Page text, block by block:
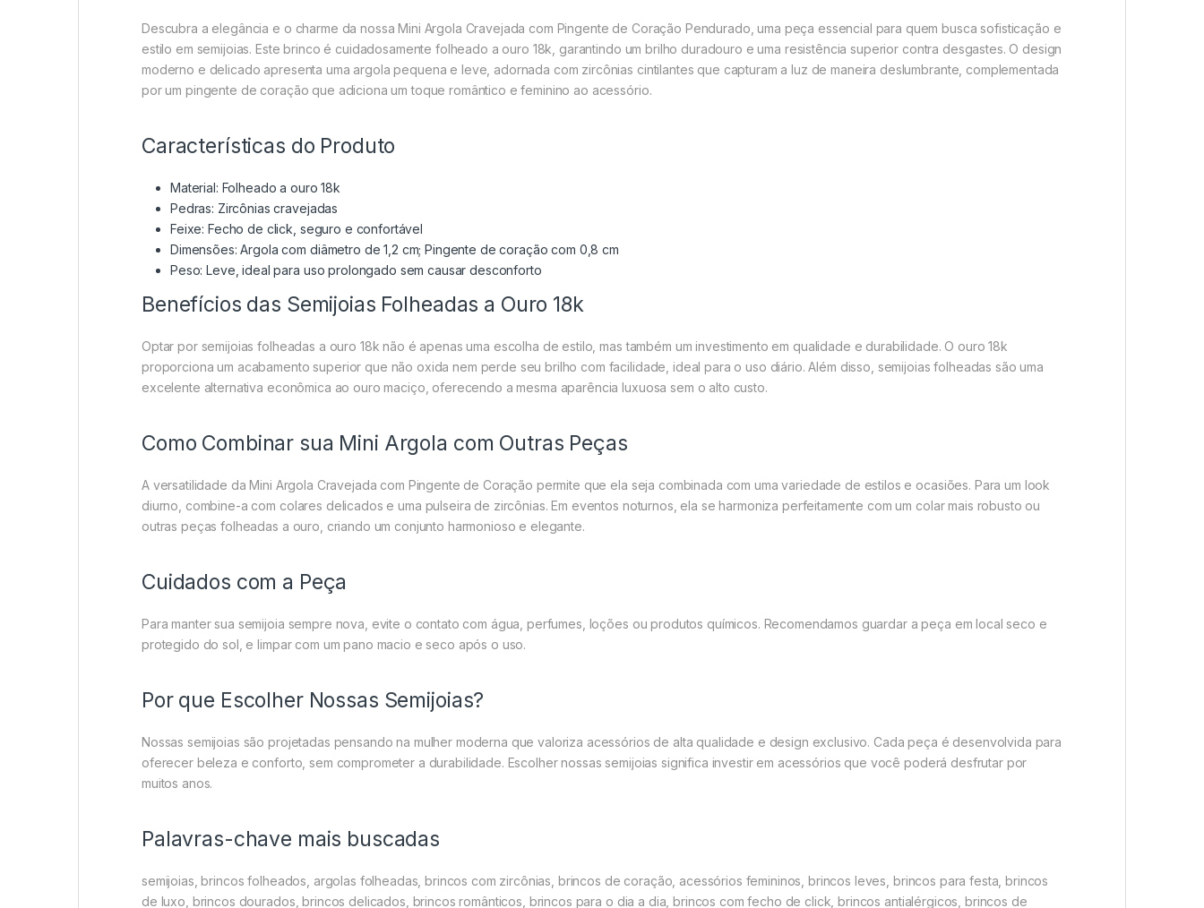
Descubra a elegância e o charme da nossa Mini Argola Cravejada com Pingente de Coração Pendurado, uma peça essencial para quem busca sofisticação e
estilo em semijoias. Este brinco é cuidadosamente folheado a ouro 18k, garantindo um brilho duradouro e uma resistência superior contra desgastes. O design
moderno e delicado apresenta uma argola pequena e leve, adornada com zircônias cintilantes que capturam a luz de maneira deslumbrante, complementada
por um pingente de coração que adiciona um toque romântico e feminino ao acessório.
Características do Produto
Material: Folheado a ouro 18k
Pedras: Zircônias cravejadas
Feixe: Fecho de click, seguro e confortável
Dimensões: Argola com diâmetro de 1,2 cm; Pingente de coração com 0,8 cm
Peso: Leve, ideal para uso prolongado sem causar desconforto
Benefícios das Semijoias Folheadas a Ouro 18k
Optar por semijoias folheadas a ouro 18k não é apenas uma escolha de estilo, mas também um investimento em qualidade e durabilidade. O ouro 18k
proporciona um acabamento superior que não oxida nem perde seu brilho com facilidade, ideal para o uso diário. Além disso, semijoias folheadas são uma
excelente alternativa econômica ao ouro maciço, oferecendo a mesma aparência luxuosa sem o alto custo.
Como Combinar sua Mini Argola com Outras Peças
A versatilidade da Mini Argola Cravejada com Pingente de Coração permite que ela seja combinada com uma variedade de estilos e ocasiões. Para um look
diurno, combine-a com colares delicados e uma pulseira de zircônias. Em eventos noturnos, ela se harmoniza perfeitamente com um colar mais robusto ou
outras peças folheadas a ouro, criando um conjunto harmonioso e elegante.
Cuidados com a Peça
Para manter sua semijoia sempre nova, evite o contato com água, perfumes, loções ou produtos químicos. Recomendamos guardar a peça em local seco e
protegido do sol, e limpar com um pano macio e seco após o uso.
Por que Escolher Nossas Semijoias?
Nossas semijoias são projetadas pensando na mulher moderna que valoriza acessórios de alta qualidade e design exclusivo. Cada peça é desenvolvida para
oferecer beleza e conforto, sem comprometer a durabilidade. Escolher nossas semijoias significa investir em acessórios que você poderá desfrutar por
muitos anos.
Palavras-chave mais buscadas
semijoias, brincos folheados, argolas folheadas, brincos com zircônias, brincos de coração, acessórios femininos, brincos leves, brincos para festa, brincos
de luxo, brincos dourados, brincos delicados, brincos românticos, brincos para o dia a dia, brincos com fecho de click, brincos antialérgicos, brincos de